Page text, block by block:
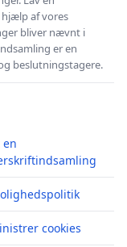
af vores
bliver nævnt i
er en
beslutningstagere.
en
cookies